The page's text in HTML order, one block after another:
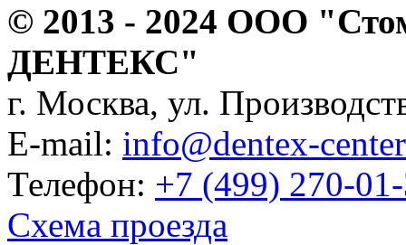
© 2013 - 2024 ООО
ДЕНТЕКС"
г. Москва, ул.
E-mail: info@dentex-
Телефон: +7 (499) 270-
Схема проезда